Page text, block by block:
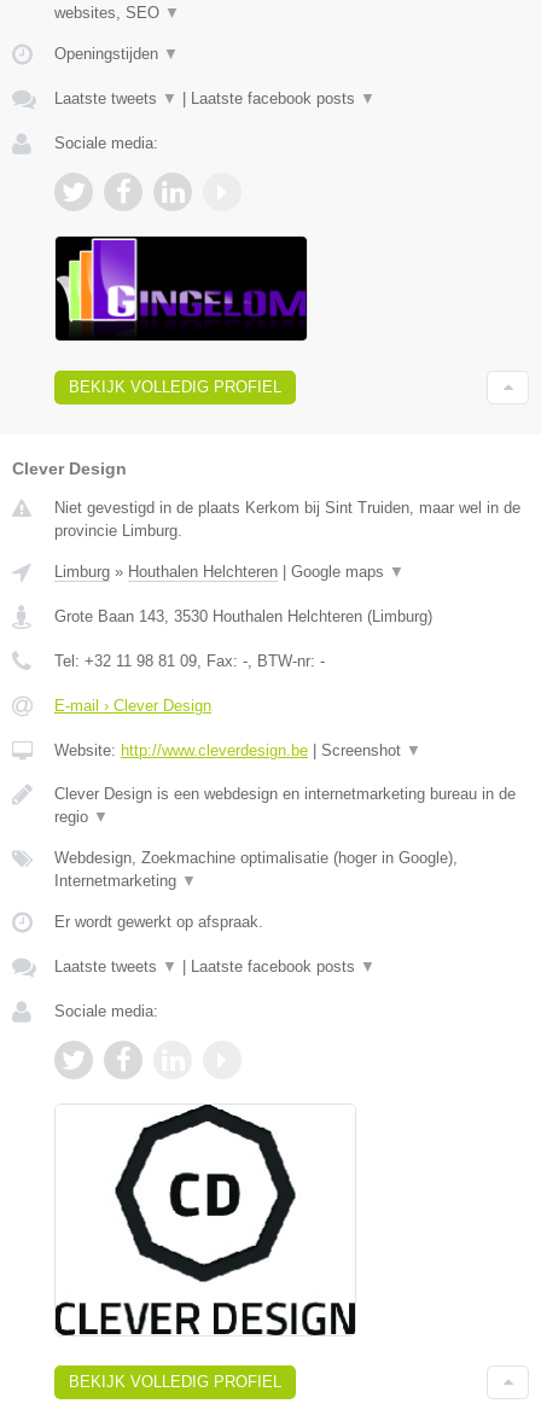
websites, SEO ▼
Openingstijden ▼
Laatste tweets ▼ | Laatste facebook posts ▼
Sociale media:
BEKIJK VOLLEDIG PROFIEL
Clever Design
Niet gevestigd in de plaats Kerkom bij Sint Truiden, maar wel in de
provincie Limburg.
Limburg » Houthalen Helchteren Google maps ▼
Grote Baan 143 3530 Houthalen Helchteren ( Limburg)
Tel: +32 11 98 81 09 , Fax: - , BTW-nr: -
E-mail › Clever Design
Website: http://www.cleverdesign.be Screenshot ▼
Clever Design is een webdesign en internetmarketing bureau in de
regio ▼
Webdesign, Zoekmachine optimalisatie (hoger in Google),
Internetmarketing ▼
Er wordt gewerkt op afspraak.
Laatste tweets ▼ Laatste facebook posts ▼
Sociale media:
BEKIJK VOLLEDIG PROFIEL